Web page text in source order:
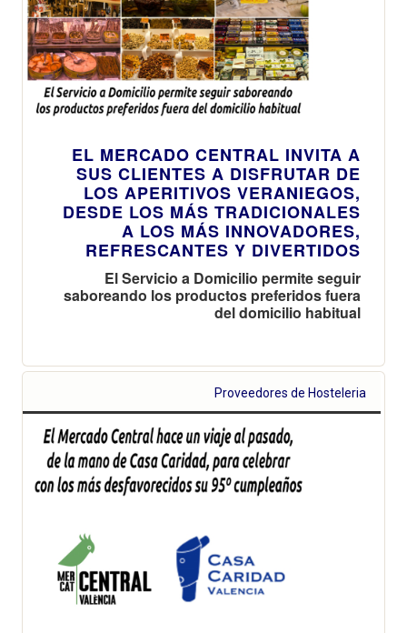
EL MERCADO CENTRAL INVITA A
SUS CLIENTES A DISFRUTAR DE
LOS APERITIVOS VERANIEGOS,
DESDE LOS MÁS TRADICIONALES
A LOS MÁS INNOVADORES,
REFRESCANTES Y DIVERTIDOS
El Servicio a Domicilio permite seguir
saboreando los productos preferidos fuera
del domicilio habitual
Proveedores de Hosteleria